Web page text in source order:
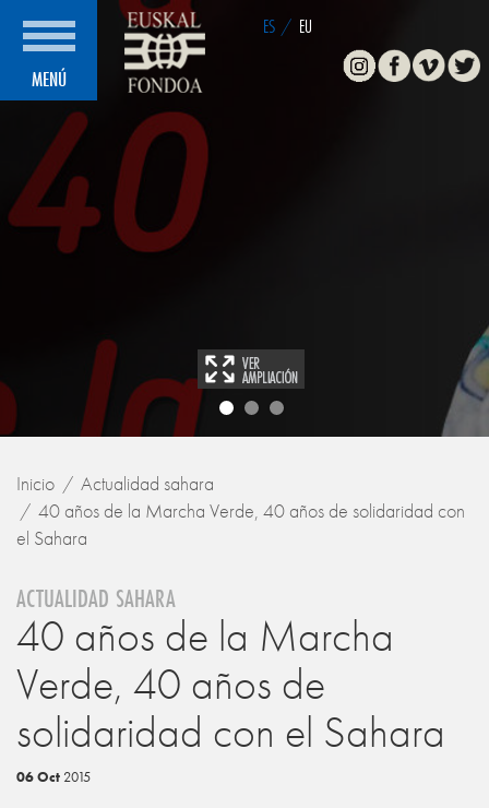
MENÚ
ES / EU
Inicio
Actualidad sahara
40 años de la Marcha Verde, 40 años de solidaridad con
el Sahara
ACTUALIDAD SAHARA
40 años de la Marcha
Verde, 40 años de
solidaridad con el Sahara
06 Oct 2015